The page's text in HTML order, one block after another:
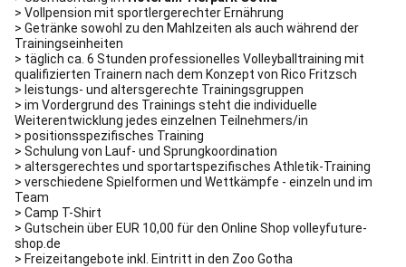
> Vollpension mit sportlergerechter Ernährung
> Getränke sowohl zu den Mahlzeiten als auch während der
Trainingseinheiten
> täglich ca. 6 Stunden professionelles Volleyballtraining mit
qualifizierten Trainern nach dem Konzept von Rico Fritzsch
> leistungs- und altersgerechte Trainingsgruppen
> im Vordergrund des Trainings steht die individuelle
Weiterentwicklung jedes einzelnen Teilnehmers/in
> positionsspezifisches Training
> Schulung von Lauf- und Sprungkoordination
> altersgerechtes und sportartspezifisches Athletik-Training
> verschiedene Spielformen und Wettkämpfe - einzeln und im
Team
> Camp T-Shirt
> Gutschein über EUR 10,00 für den Online Shop volleyfuture-
shop.de
> Freizeitangebote inkl. Eintritt in den Zoo Gotha